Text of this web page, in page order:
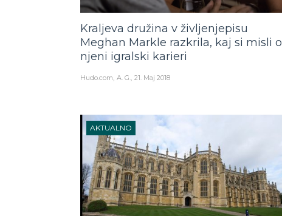
Kraljeva družina v življenjepisu
Meghan Markle razkrila, kaj si misli o
njeni igralski karieri
Hudo.com A. G. 21. Maj 2018
AKTUALNO